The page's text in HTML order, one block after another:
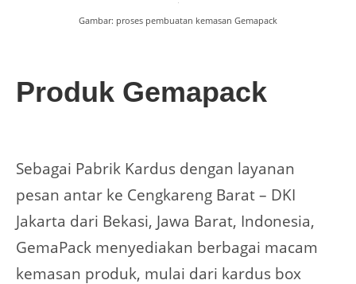
Gambar: proses pembuatan kemasan Gemapack
Produk Gemapack
Sebagai Pabrik Kardus dengan layanan
pesan antar ke Cengkareng Barat – DKI
Jakarta dari Bekasi, Jawa Barat, Indonesia,
GemaPack menyediakan berbagai macam
kemasan produk, mulai dari kardus box